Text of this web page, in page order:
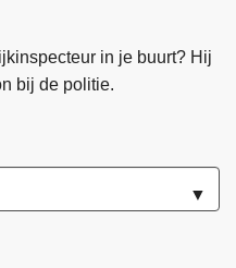
in je buurt? Hij
bij de politie.
▼